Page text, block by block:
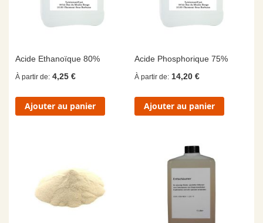
Acide Ethanoïque 80%
À partir de 4,25 €
Ajouter au panier
Acide Phosphorique 75%
À partir de 14,20 €
Ajouter au panier